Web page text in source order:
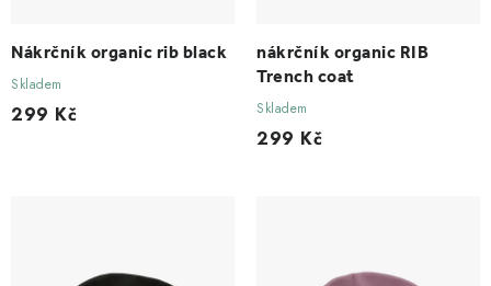
Nákrčník organic rib black
Skladem
299 Kč
nákrčník organic RIB
Trench coat
Skladem
299 Kč